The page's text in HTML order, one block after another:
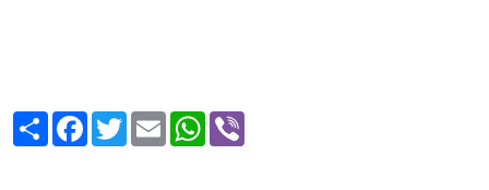
ShareFacebook
TwitterEmailWhatsApp